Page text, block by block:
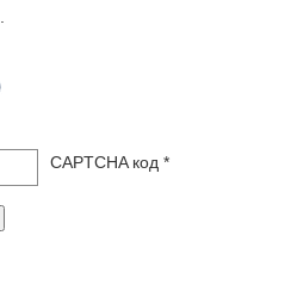
CAPTCHA код *